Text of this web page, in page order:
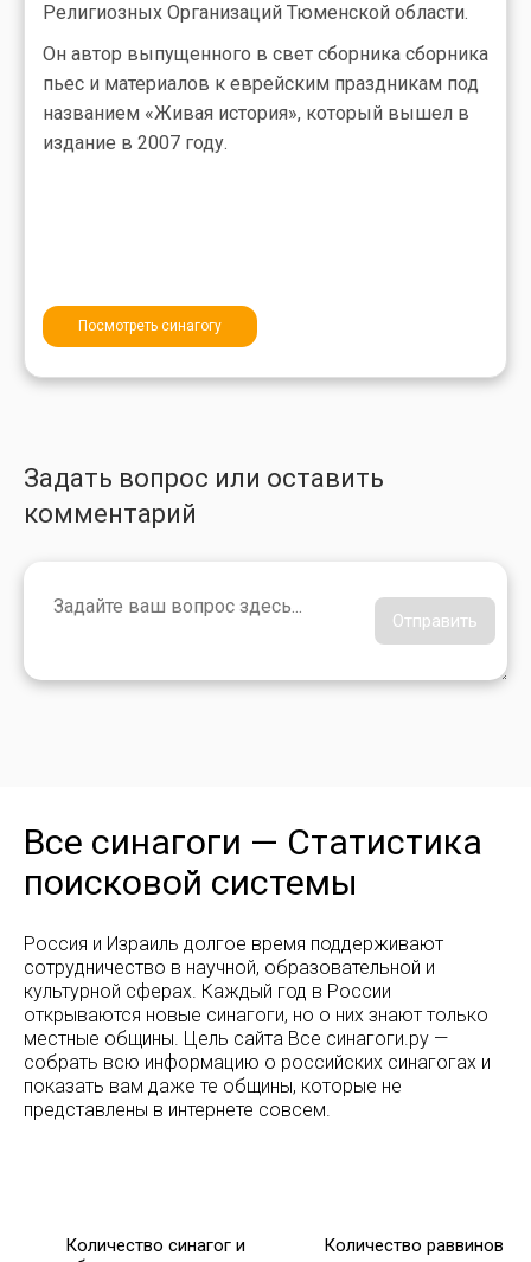
Религиозных Организаций Тюменской области.
Он автор выпущенного в свет сборника сборника
пьес и материалов к еврейским праздникам под
названием «Живая история», который вышел в
издание в 2007 году.
Посмотреть синагогу
Задать вопрос или оставить
комментарий
Отправить
Все синагоги — Статистика
поисковой системы
Россия и Израиль долгое время поддерживают
сотрудничество в научной, образовательной и
культурной сферах. Каждый год в России
открываются новые синагоги, но о них знают только
местные общины. Цель сайта Все синагоги.ру —
собрать всю информацию о российских синагогах и
показать вам даже те общины, которые не
представлены в интернете совсем.
Количество синагог и
Количество раввинов